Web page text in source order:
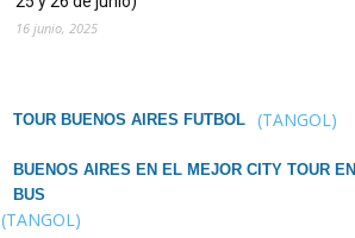
16 junio, 2025
TOUR BUENOS AIRES FUTBOL (TANGOL)
BUENOS AIRES EN EL MEJOR CITY TOUR EN
BUS
(TANGOL)